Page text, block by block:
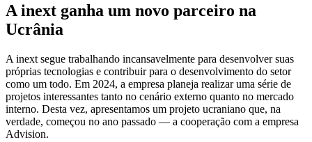
A inext ganha um novo parceiro na
Ucrânia
A inext segue trabalhando incansavelmente para desenvolver suas
próprias tecnologias e contribuir para o desenvolvimento do setor
como um todo. Em 2024, a empresa planeja realizar uma série de
projetos interessantes tanto no cenário externo quanto no mercado
interno. Desta vez, apresentamos um projeto ucraniano que, na
verdade, começou no ano passado — a cooperação com a empresa
Advision.